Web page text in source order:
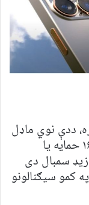
ددې نوي ماډل
وایفای اي ۶ دی چې ایفون ۱۶ او پلس ۱۶ حمایه یا
په ۶ جي ایچ زیډ سمبال دی
کمو سیګنالونو